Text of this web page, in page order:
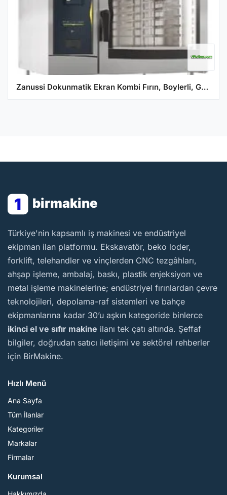
Zanussi Dokunmatik Ekran Kombi Fırın, Boylerli, Gazlı, 6 GN 2/1
1 birmakine
BirMakine
Türkiye'nin kapsamlı iş makinesi ve endüstriyel
ekipman ilan platformu. Ekskavatör, beko loder,
forklift, telehandler ve vinçlerden CNC tezgâhları,
ahşap işleme, ambalaj, baskı, plastik enjeksiyon ve
metal işleme makinelerine; endüstriyel fırınlardan çevre
teknolojileri, depolama-raf sistemleri ve bahçe
ekipmanlarına kadar 30’u aşkın kategoride binlerce
ikinci el ve sıfır makine ilanı tek çatı altında. Şeffaf
bilgiler, doğrudan satıcı iletişimi ve sektörel rehberler
için BirMakine.
Hızlı Menü
Ana Sayfa
Tüm İlanlar
Kategoriler
Markalar
Firmalar
Kurumsal